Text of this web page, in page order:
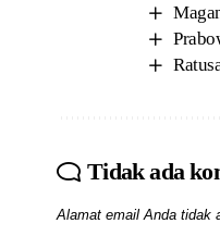
Tidak ada
Alamat email Anda tidak